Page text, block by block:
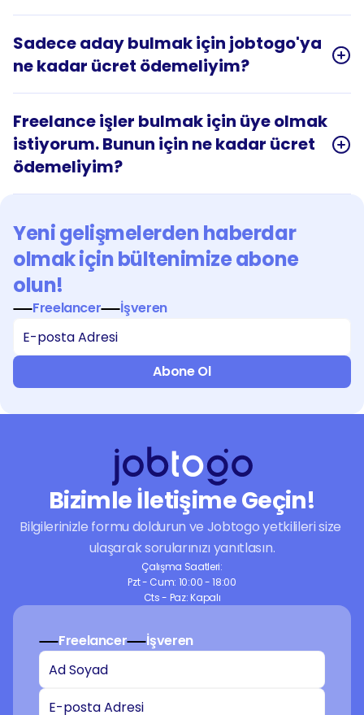
Sadece aday bulmak için jobtogo'ya
ne kadar ücret ödemeliyim?
Freelance işler bulmak için üye olmak
istiyorum. Bunun için ne kadar ücret
ödemeliyim?
Yeni gelişmelerden haberdar
olmak için bültenimize abone
olun!
Freelancer İşveren
Abone Ol
Bizimle İletişime Geçin!
Bilgilerinizle formu doldurun ve Jobtogo yetkilileri size
ulaşarak sorularınızı yanıtlasın.
Çalışma Saatleri:
Pzt - Cum: 10:00 - 18:00
Cts - Paz: Kapalı
Freelancer İşveren